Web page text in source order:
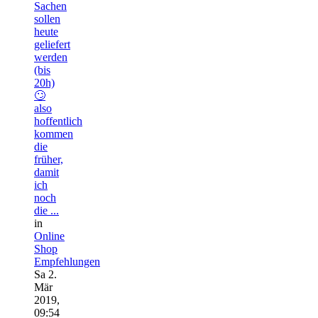
Sachen
sollen
heute
geliefert
werden
(bis
20h)
🙄
also
hoffentlich
kommen
die
früher,
damit
ich
noch
die ...
in
Online
Shop
Empfehlungen
Sa 2.
Mär
2019,
09:54